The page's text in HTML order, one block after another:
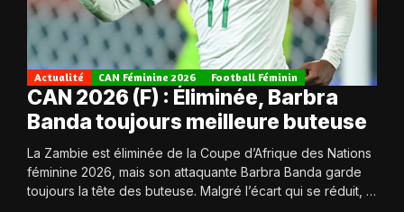
Actualité CAN Féminine 2026 Football Féminin
CAN 2026 (F) : Éliminée, Barbra
Banda toujours meilleure buteuse
La Zambie est éliminée de la Coupe d’Afrique des Nations
féminine 2026, mais son attaquante Barbra Banda garde
toujours la tête des buteuse. Malgré l’écart qui se réduit, la